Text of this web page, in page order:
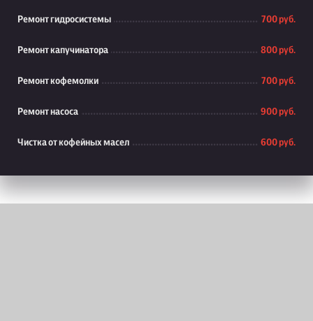
Ремонт гидросистемы 700 руб.
Ремонт капучинатора 800 руб.
Ремонт кофемолки 700 руб.
Ремонт насоса 900 руб.
Чистка от кофейных масел 600 руб.